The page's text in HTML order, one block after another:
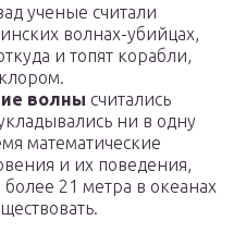
ученые считали
волнах-убийцах,
и топят корабли,
волны считались
ни в одну
математические
и их поведения,
21 метра в океанах